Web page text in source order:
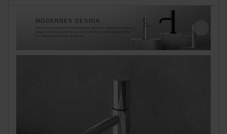
MODERNES DESIGN
Diese Waschbecken-Armatur fügt sich durch die moderne Gestaltung
elegant in Ihr Badezimmer ein und ist durch die außergewöhnliche
Formgebung ein echter Hingucker.